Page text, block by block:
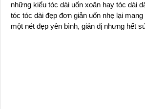
những kiểu tóc dài uốn xoăn hay tóc dài
tóc tóc dài đẹp đơn giản uốn nhẹ lại
một nét đẹp yên bình, giản dị nhưng hết